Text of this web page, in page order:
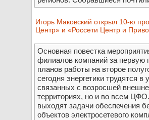
Игорь Маковский открыл 10-ю
Центр» и «Россети Центр и
Основная повестка
филиалов компаний за первую
планов работы на второе
сегодня энергетики трудятся
связанных с возросшей
территориях, но и во всем
выходят задачи обеспечения
объектов электросетевого